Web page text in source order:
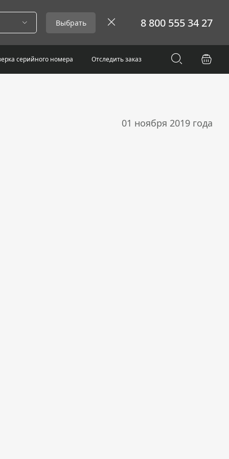
Выбрать 8 800 555 34 27
серийного номера Отследить заказ
01 ноября 2019 года